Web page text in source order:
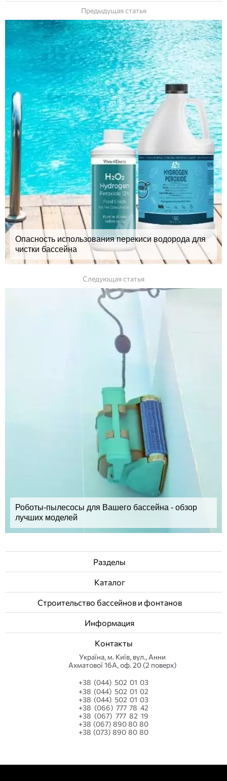
Предыдущая статья
Опасность использования перекиси водорода для
чистки бассейна
Следующая статья
Роботы-пылесосы для Вашего бассейна - обзор
лучших моделей
Разделы
Каталог
Строительство бассейнов и фонтанов
Информация
Контакты
Українa, м. Київ, вул., Анни
Ахматової 16А, оф. 20 (2 поверх)
+38 (044) 502 01 03
+38 (044) 502 01 02
+38 (044) 502 01 03
+38 (066) 777 78 42
+38 (067) 777 82 19
+38 (067) 890 80 80
+38 (073) 890 80 80